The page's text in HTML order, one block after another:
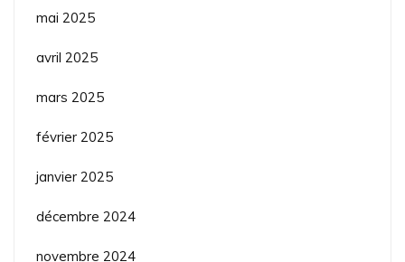
mai 2025
avril 2025
mars 2025
février 2025
janvier 2025
décembre 2024
novembre 2024